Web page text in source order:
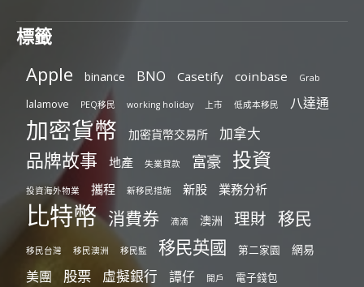
標籤
Apple binance BNO Casetify coinbase Grab
lalamove PEQ移民 working holiday 上市 低成本移民 八達通
加密貨幣 加密貨幣交易所 加拿大
品牌故事 地產 失業貸款 富豪 投資
投資海外物業 攜程 新移民措施 新股 業務分析
比特幣 消費券 滴滴 澳洲 理財 移民
移民台灣 移民澳洲 移民監 移民英國 第二家園 網易
美團 股票 虛擬銀行 譚仔 開戶 電子錢包